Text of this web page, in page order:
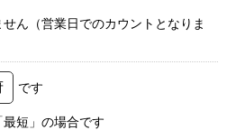
ん（営業日でのカウントとなりま
です
短」の場合です